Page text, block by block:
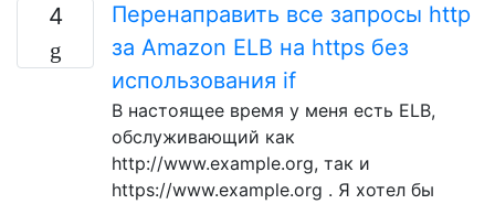
4
Перенаправить все запросы http
за Amazon ELB на https без
использования if
В настоящее время у меня есть ELB,
обслуживающий как
http://www.example.org, так и
https://www.example.org . Я хотел бы